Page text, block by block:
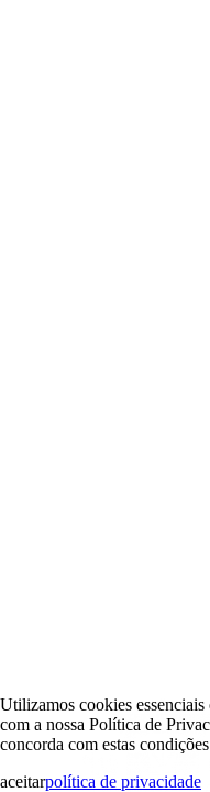
Utilizamos cookies essenciais
com a nossa Política de
concorda com estas
aceitarpolítica de privacidade